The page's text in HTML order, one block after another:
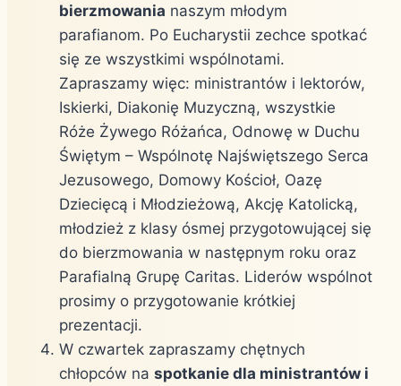
bierzmowania naszym młodym
parafianom. Po Eucharystii zechce spotkać
się ze wszystkimi wspólnotami.
Zapraszamy więc: ministrantów i lektorów,
Iskierki, Diakonię Muzyczną, wszystkie
Róże Żywego Różańca, Odnowę w Duchu
Świętym – Wspólnotę Najświętszego Serca
Jezusowego, Domowy Kościoł, Oazę
Dziecięcą i Młodzieżową, Akcję Katolicką,
młodzież z klasy ósmej przygotowującej się
do bierzmowania w następnym roku oraz
Parafialną Grupę Caritas. Liderów wspólnot
prosimy o przygotowanie krótkiej
prezentacji.
W czwartek zapraszamy chętnych
chłopców na spotkanie dla ministrantów i